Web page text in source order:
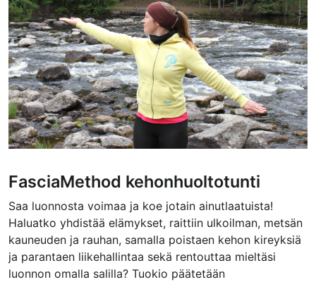
FasciaMethod kehonhuoltotunti
Saa luonnosta voimaa ja koe jotain ainutlaatuista!
Haluatko yhdistää elämykset, raittiin ulkoilman, metsän
kauneuden ja rauhan, samalla poistaen kehon kireyksiä
ja parantaen liikehallintaa sekä rentouttaa mieltäsi
luonnon omalla salilla? Tuokio päätetään